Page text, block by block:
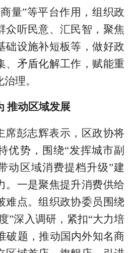
量”等平台作用，组织政
众听民意、汇民智，聚焦
础设施补短板等，做好政
、矛盾化解工作，赋能重
理。
推动区域发展
席彭志辉表示，区政协将
优势，围绕“发挥城市副
动区域消费提档升级”建
。一是聚焦提升消费供给
难点。组织政协委员围绕
”深入调研，紧扣“大力培
破题，推动国内外知名商